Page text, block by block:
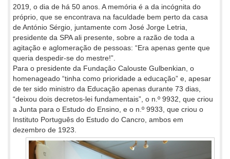
2019, o dia de há 50 anos. A memória é a da incógnita do
próprio, que se encontrava na faculdade bem perto da casa
de António Sérgio, juntamente com José Jorge Letria,
presidente da SPA ali presente, sobre a razão de toda a
agitação e aglomeração de pessoas: “Era apenas gente que
queria despedir-se do mestre!”.
Para o presidente da Fundação Calouste Gulbenkian, o
homenageado “tinha como prioridade a educação” e, apesar
de ter sido ministro da Educação apenas durante 73 dias,
“deixou dois decretos-lei fundamentais”, o n.º 9932, que criou
a Junta para o Estudo do Ensino, e o n.º 9933, que criou o
Instituto Português do Estudo do Cancro, ambos em
dezembro de 1923.